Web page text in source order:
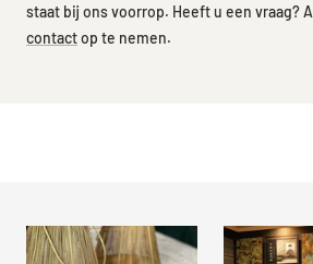
staat bij ons voorrop. Heeft u een vraag?
contactop te nemen.